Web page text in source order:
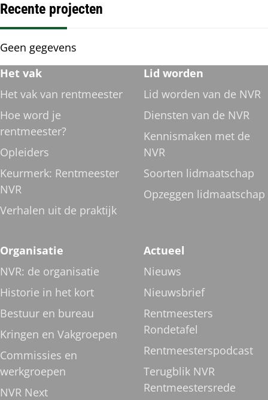
Recente projecten
Recente
projecten
Geen gegevens
Footer
navigatie
Het vak
Het vak van rentmeester
Hoe word je
rentmeester?
Opleiders
Keurmerk: Rentmeester
NVR
Verhalen uit de praktijk
Lid worden
Lid worden van de NVR
Diensten van de NVR
Kennismaken met de
NVR
Soorten lidmaatschap
Opzeggen lidmaatschap
Organisatie
NVR: de organisatie
Historie in het kort
Bestuur en bureau
Kringen en Vakgroepen
Commissies en
werkgroepen
NVR Next
Actueel
Nieuws
Nieuwsbrief
Rentmeesters
Rondetafel
Rentmeesterspodcast
Terugblik NVR
Rentmeestersrede